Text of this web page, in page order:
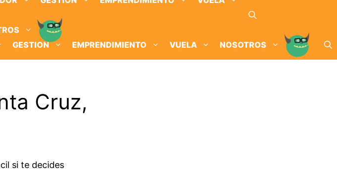
GESTION EMPRENDIMIENTO VUELA NOSOTROS
Cruz,
si te decides